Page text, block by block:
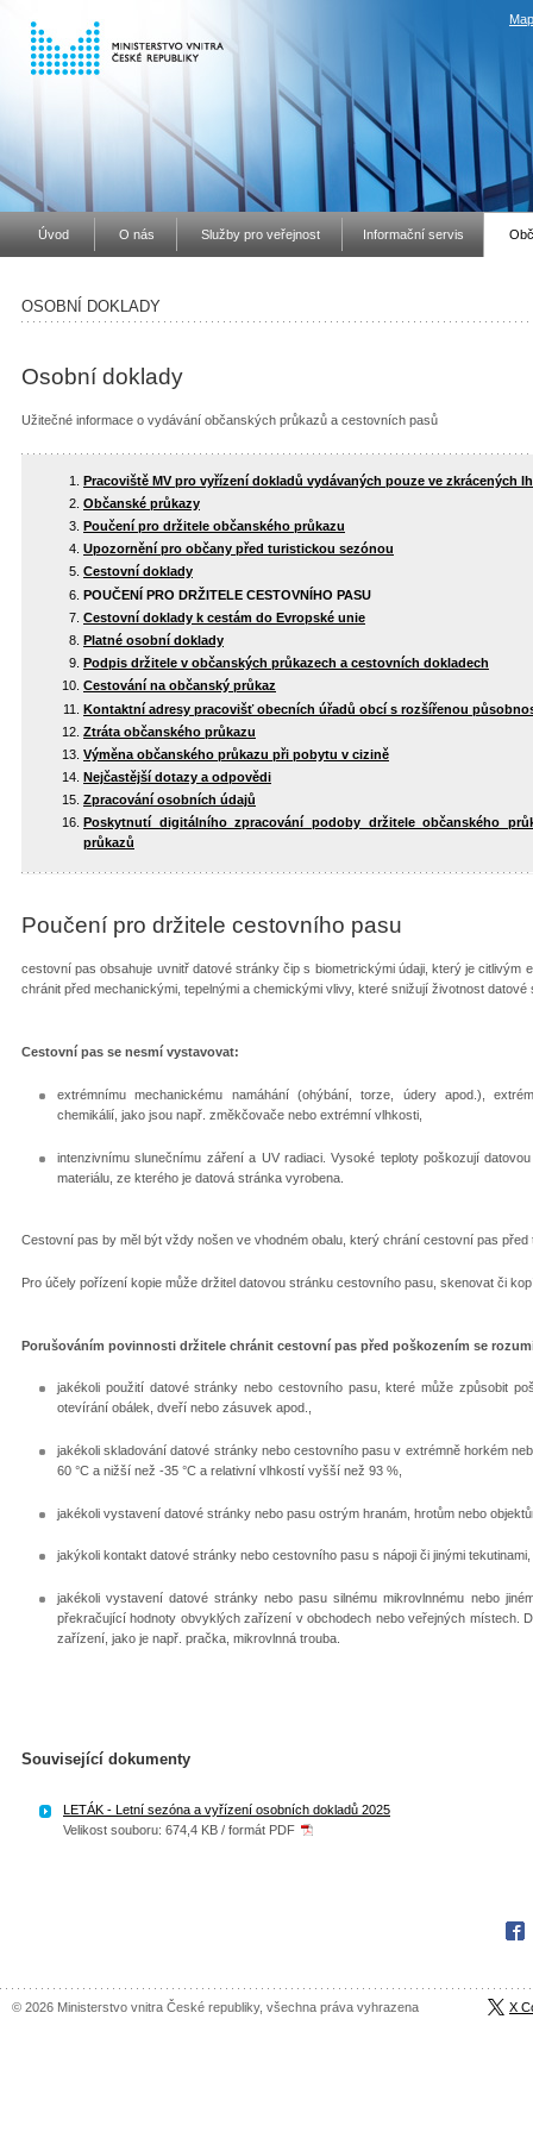
Úvod O nás Služby pro veřejnost Informační servis
OSOBNÍ DOKLADY
Osobní doklady
Užitečné informace o vydávání občanských průkazů a cestovních pasů
Pracoviště MV pro vyřízení dokladů vydávaných pouze ve zkrácených
Občanské průkazy
Poučení pro držitele občanského průkazu
Upozornění pro občany před turistickou sezónou
Cestovní doklady
POUČENÍ PRO DRŽITELE CESTOVNÍHO PASU
Cestovní doklady k cestám do Evropské unie
Platné osobní doklady
Podpis držitele v občanských průkazech a cestovních dokladech
Cestování na občanský průkaz
Kontaktní adresy pracovišť obecních úřadů obcí s rozšířenou
Ztráta občanského průkazu
Výměna občanského průkazu při pobytu v cizině
Nejčastější dotazy a odpovědi
Zpracování osobních údajů
Poskytnutí digitálního zpracování podoby držitele občanského
průkazů
Poučení pro držitele cestovního pasu
cestovní pas obsahuje uvnitř datové stránky čip s biometrickými údaji, který je citlivým
chránit před mechanickými, tepelnými a chemickými vlivy, které snižují životnost datové
Cestovní pas se nesmí vystavovat:
extrémnímu mechanickému namáhání (ohýbání, torze, údery apod.),
chemikálií, jako jsou např. změkčovače nebo extrémní vlhkosti,
intenzivnímu slunečnímu záření a UV radiaci. Vysoké teploty poškozují
materiálu, ze kterého je datová stránka vyrobena.
Cestovní pas by měl být vždy nošen ve vhodném obalu, který chrání cestovní pas před
Pro účely pořízení kopie může držitel datovou stránku cestovního pasu, skenovat či
Porušováním povinnosti držitele chránit cestovní pas před poškozením se
jakékoli použití datové stránky nebo cestovního pasu, které může způsobit
otevírání obálek, dveří nebo zásuvek apod.,
jakékoli skladování datové stránky nebo cestovního pasu v extrémně horkém
60 °C a nižší než -35 °C a relativní vlhkostí vyšší než 93 %,
jakékoli vystavení datové stránky nebo pasu ostrým hranám, hrotům nebo
jakýkoli kontakt datové stránky nebo cestovního pasu s nápoji či jinými
jakékoli vystavení datové stránky nebo pasu silnému mikrovlnnému nebo
překračující hodnoty obvyklých zařízení v obchodech nebo veřejných místech.
zařízení, jako je např. pračka, mikrovlnná trouba.
Související dokumenty
LETÁK - Letní sezóna a vyřízení osobních dokladů 2025
Velikost souboru: 674,4 KB / formát PDF
© 2026 Ministerstvo vnitra České republiky, všechna práva vyhrazena X